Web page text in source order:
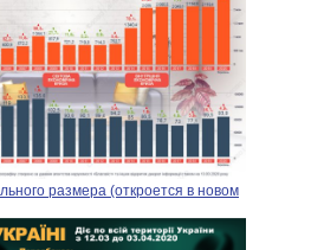
размера (откроется в новом